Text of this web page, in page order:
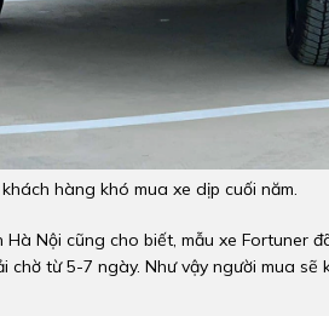
hàng khó mua xe dịp cuối năm.
Nội cũng cho biết, mẫu xe Fortuner
chờ từ 5-7 ngày. Như vậy người mua